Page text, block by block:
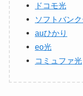
ドコモ光
ソフトバン
auひかり
eo光
コミュファ光